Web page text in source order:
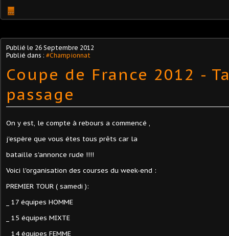
…
Publié le 26 Septembre 2012
Publié dans : #Championnat
Coupe de France 2012 -
passage
On y est, le compte à rebours a commencé ,
j'espère que vous étes tous prêts car la
bataille s'annonce rude !!!!
Voici l'organisation des courses du week-end :
PREMIER TOUR ( samedi ):
_ 17 équipes HOMME
_ 15 équipes MIXTE
_ 14 équipes FEMME